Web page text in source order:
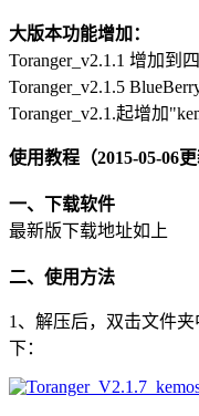
大版本功能增加：
Toranger_v2.1.1 增加到
Toranger_v2.1.5
Toranger_v2.1.起增加
使用教程（2015-05-06更
一、下载软件
最新版下载地址如上
二、使用方法
1、解压后，双击文件夹
下：